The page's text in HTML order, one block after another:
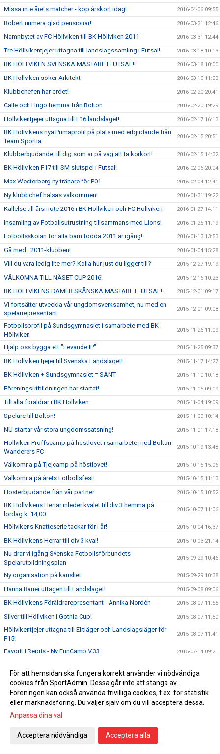
Missa inte årets matcher - köp årskort idag! 2016-04-06 09:55
Robert numera glad pensionär! 2016-03-31 12:46
Namnbytet av FC Höllviken till BK Höllviken 2011 2016-03-31 12:44
Tre Höllvikentjejer uttagna till landslagssamling i Futsal! 2016-03-18 10:13
BK HÖLLVIKEN SVENSKA MÄSTARE I FUTSAL!! 2016-03-18 10:00
BK Höllviken söker Arkitekt 2016-03-10 11:33
Klubbchefen har ordet! 2016-02-20 20:41
Calle och Hugo hemma från Bolton 2016-02-20 19:29
Höllvikentjejer uttagna till F16 landslaget! 2016-02-17 16:13
BK Höllvikens nya Pumaprofil på plats med erbjudande från
Team Sportia
2016-02-15 20:51
Klubberbjudande till dig som är på väg att ta körkort! 2016-02-15 14:32
BK Höllviken F17 till SM slutspel i Futsal! 2016-02-06 20:04
Max Westerberg ny tränare för P01 2016-02-04 12:41
Ny klubbchef hälsas välkommen! 2016-01-31 19:22
Kallelse till årsmöte 2016 i BK Höllviken och FC Höllviken 2016-01-27 14:11
Insamling av Fotbollsutrustning tillsammans med Lions! 2016-01-25 11:19
Fotbollsskolan för alla barn födda 2011 är igång! 2016-01-13 13:53
Gå med i 2011-klubben! 2016-01-04 15:28
Vill du vara ledig lite mer? Kolla hur just du ligger till? 2015-12-27 19:19
VÄLKOMNA TILL NÄSET CUP 2016! 2015-12-16 10:23
BK HÖLLVIKENS DAMER SKÅNSKA MÄSTARE I FUTSAL! 2015-12-01 09:17
Vi fortsätter utveckla vår ungdomsverksamhet, nu med en
spelarrepresentant
2015-12-01 09:08
Fotbollsprofil på Sundsgymnasiet i samarbete med BK
Höllviken
2015-11-26 11:09
Hjälp oss bygga ett "Levande IP" 2015-11-25 09:37
BK Höllviken tjejer till Svenska Landslaget! 2015-11-17 14:27
BK Höllviken + Sundsgymnasiet = SANT 2015-11-10 10:18
Föreningsutbildningen har startat! 2015-11-05 09:09
Till alla föräldrar i BK Höllviken 2015-11-04 19:09
Spelare till Bolton! 2015-11-03 18:14
NU startar vår stora ungdomssatsning! 2015-11-01 17:18
Höllviken Proffscamp på höstlovet i samarbete med Bolton
Wanderers FC
2015-10-19 13:48
Välkomna på Tjejcamp på höstlovet! 2015-10-15 15:06
Välkomna på årets Fotbollsfest! 2015-10-15 11:13
Hösterbjudande från vår partner 2015-10-15 10:52
BK Höllvikens Herrar inleder kvalet till div 3 hemma på
lördag kl 14,00
2015-10-07 11:06
Höllvikens Knatteserie tackar för i år! 2015-10-04 16:37
BK Höllvikens Herrar till div 3 kval! 2015-10-03 21:14
Nu drar vi igång Svenska Fotbollsförbundets
Spelarutbildningsplan
2015-09-29 10:46
Ny organisation på kansliet 2015-09-29 10:38
Hanna Bauer uttagen till Landslaget! 2015-09-08 09:06
BK Höllvikens Föräldrarepresentant - Annika Nordén 2015-08-07 11:55
Silver till Höllviken i Gothia Cup! 2015-08-07 11:50
Höllvikentjejer uttagna till Elitläger och Landslagsläger för
F15!
2015-08-07 11:41
Favorit i Repris - Ny FunCamp V.33 2015-07-14 09:21
klockan 19,00!
Fun Camp på Höllvikens IP 2015-06-17 12:47
BK Höllvikendagen med prisutdelning! 2015-06-06 12:28
Välkomna på Fotbollensdag!
Förköp till Sommarens höjdpunkter på Höllvikens IP!
Välkomna på BK Höllvikens FunCamp!
För att hemsidan ska fungera korrekt använder vi nödvändiga
cookies från SportAdmin. Dessa går inte att stänga av.
Föreningen kan också använda frivilliga cookies, t.ex. för statistik
eller marknadsföring. Du väljer själv om du vill acceptera dessa.
Anpassa dina val
Acceptera nödvändiga Acceptera alla